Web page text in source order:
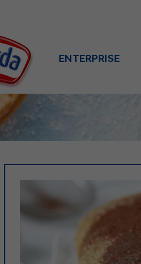
ENTERPRISE